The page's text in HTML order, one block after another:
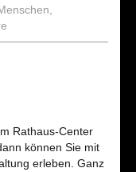
Rathaus-Center
können Sie mit
erleben. Ganz